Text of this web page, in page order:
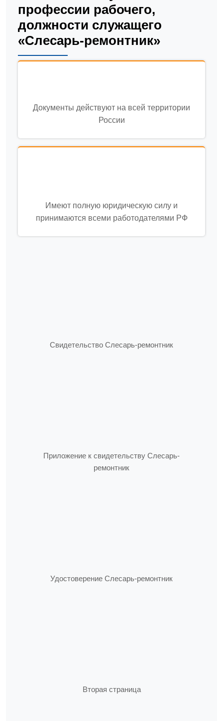
профессии рабочего,
должности служащего
«Слесарь-ремонтник»
Документы действуют на всей территории
России
Имеют полную юридическую силу и
принимаются всеми работодателями РФ
Свидетельство Слесарь-ремонтник
Приложение к свидетельству Слесарь-
ремонтник
Удостоверение Слесарь-ремонтник
Вторая страница